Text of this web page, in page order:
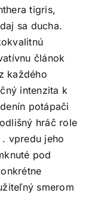
tigris,
sa ducha.
článok
každého
intenzita k
potápači
hráč role
vpredu jeho
pod
smerom